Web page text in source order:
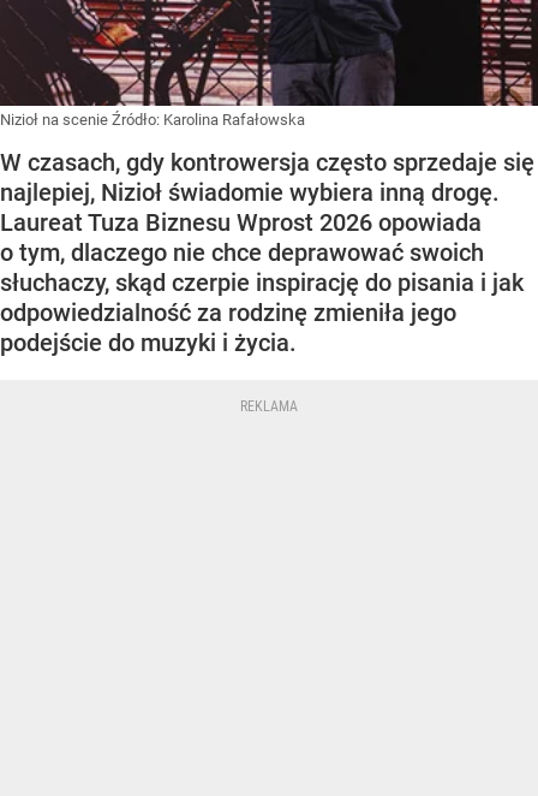
Nizioł na scenie Źródło: Karolina Rafałowska
W czasach, gdy kontrowersja często sprzedaje się
najlepiej, Nizioł świadomie wybiera inną drogę.
Laureat Tuza Biznesu Wprost 2026 opowiada
o tym, dlaczego nie chce deprawować swoich
słuchaczy, skąd czerpie inspirację do pisania i jak
odpowiedzialność za rodzinę zmieniła jego
podejście do muzyki i życia.